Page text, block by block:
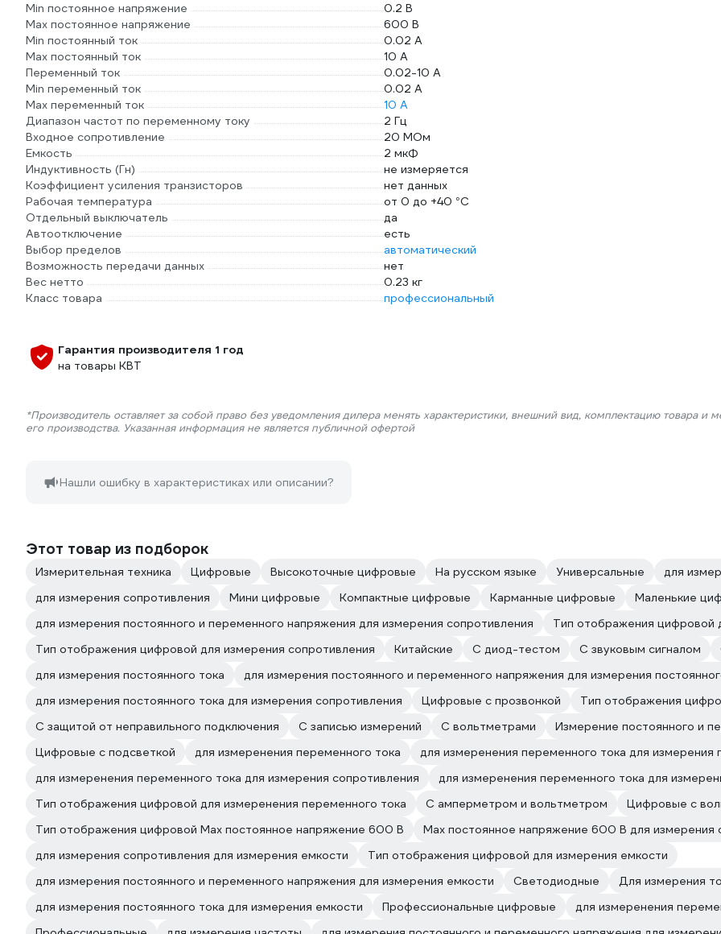
Min постоянное напряжение
0.2 В
Max постоянное напряжение
600 В
Min постоянный ток
0.02 А
Max постоянный ток
10 А
Переменный ток
0.02-10 А
Min переменный ток
0.02 А
Max переменный ток
10 А
Диапазон частот по переменному току
2 Гц
Входное сопротивление
20 МОм
Емкость
2 мкФ
Индуктивность (Гн)
не измеряется
Коэффициент усиления транзисторов
нет данных
Рабочая температура
от 0 до +40 °С
Отдельный выключатель
да
Автоотключение
есть
Выбор пределов
автоматический
Возможность передачи данных
нет
Вес нетто
0.23 кг
Класс товара
профессиональный
Гарантия производителя 1 год
на товары КВТ
*Производитель оставляет за собой право без уведомления дилера менять характеристики, внешний вид, комплектацию товара и
его производства. Указанная информация не является публичной офертой
Нашли ошибку в характеристиках или описании?
Этот товар из подборок
Измерительная техника Цифровые Высокоточные цифровые На русском языке Универсальные
для
для измерения сопротивления
Мини цифровые Компактные цифровые Карманные цифровые
Маленькие
для измерения постоянного и переменного напряжения для измерения сопротивления
Тип отображения цифровой
Тип отображения цифровой для измерения сопротивления
Китайские С диод-тестом С звуковым сигналом
для измерения постоянного тока
для измерения постоянного и переменного напряжения для измерения
для измерения постоянного тока для измерения сопротивления
Цифровые с прозвонкой Тип отображения
С защитой от неправильного подключения
С записью измерений С вольтметрами Измерение постоянного и
Цифровые с подсветкой
для измеренения переменного тока
для измеренения переменного тока для измерения
для измеренения переменного тока для измерения сопротивления
для измеренения переменного тока для
Тип отображения цифровой для измеренения переменного тока
С амперметром и вольтметром
Цифровые с
Тип отображения цифровой Max постоянное напряжение 600 В
Max постоянное напряжение 600 В для измерения
для измерения сопротивления для измерения емкости
Тип отображения цифровой для измерения емкости
для измерения постоянного и переменного напряжения для измерения емкости
Светодиодные
Для измерения
для измерения постоянного тока для измерения емкости
Профессиональные цифровые
для измеренения